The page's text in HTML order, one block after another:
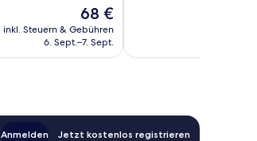
Der
Preis
beträgt
68 €
inkl. Steuern & Gebühren
6. Sept.–7. Sept.
Anmelden Jetzt kostenlos registrieren